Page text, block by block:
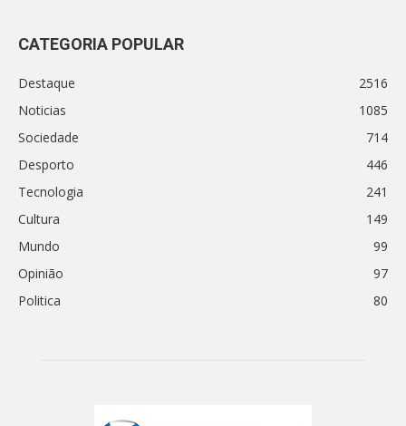
CATEGORIA POPULAR
Destaque
2516
Noticias
1085
Sociedade
714
Desporto
446
Tecnologia
241
Cultura
149
Mundo
99
Opinião
97
Politica
80